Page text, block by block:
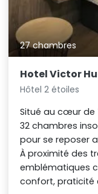
27 chambres
Hotel Victor
Hôtel 2 étoiles
Situé au cœur de
32 chambres
pour se reposer
À proximité des
emblématiques
confort, praticité